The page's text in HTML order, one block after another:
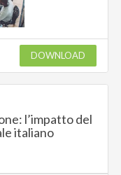
DOWNLOAD
l’impatto del
italiano